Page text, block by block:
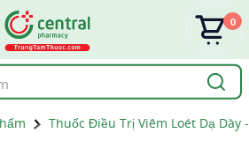
0
Thuốc Điều Trị Viêm Loét Dạ Dày -